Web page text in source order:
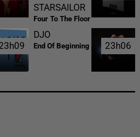
STARSAILOR
Four To The Floor
DJO
End Of Beginning 23h06
23h06